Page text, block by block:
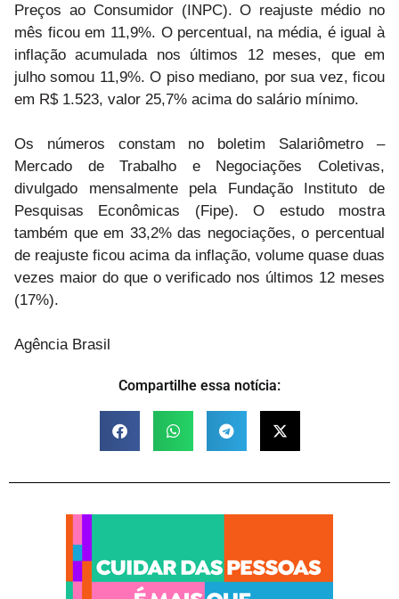
Preços ao Consumidor (INPC). O reajuste médio no
mês ficou em 11,9%. O percentual, na média, é igual à
inflação acumulada nos últimos 12 meses, que em
julho somou 11,9%. O piso mediano, por sua vez, ficou
em R$ 1.523, valor 25,7% acima do salário mínimo.
Os números constam no boletim Salariômetro –
Mercado de Trabalho e Negociações Coletivas,
divulgado mensalmente pela Fundação Instituto de
Pesquisas Econômicas (Fipe). O estudo mostra
também que em 33,2% das negociações, o percentual
de reajuste ficou acima da inflação, volume quase duas
vezes maior do que o verificado nos últimos 12 meses
(17%).
Agência Brasil
Compartilhe essa notícia: